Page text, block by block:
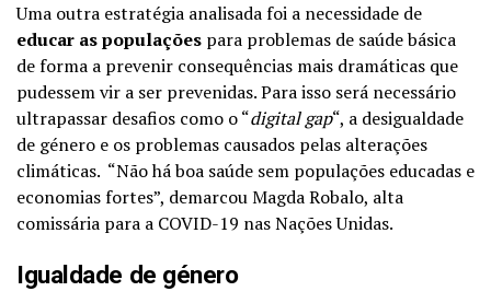
Uma outra estratégia analisada foi a necessidade de
educar as populações para problemas de saúde básica
de forma a prevenir consequências mais dramáticas que
pudessem vir a ser prevenidas. Para isso será necessário
ultrapassar desafios como o “digital gap“, a desigualdade
de género e os problemas causados pelas alterações
climáticas. “Não há boa saúde sem populações educadas e
economias fortes”, demarcou Magda Robalo, alta
comissária para a COVID-19 nas Nações Unidas.
Igualdade de género